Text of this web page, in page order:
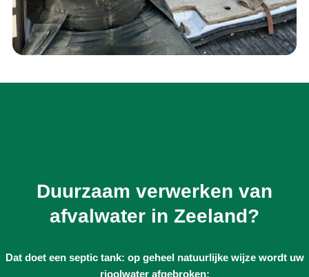
Duurzaam verwerken van
afvalwater in Zeeland?
Dat doet een septic tank: op geheel natuurlijke wijze wordt uw
rioolwater afgebroken: